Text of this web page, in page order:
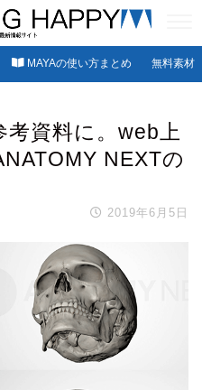
MAYAの使い方まとめ 無料素材
考資料に。web上
NEXTの
2019年6月5日